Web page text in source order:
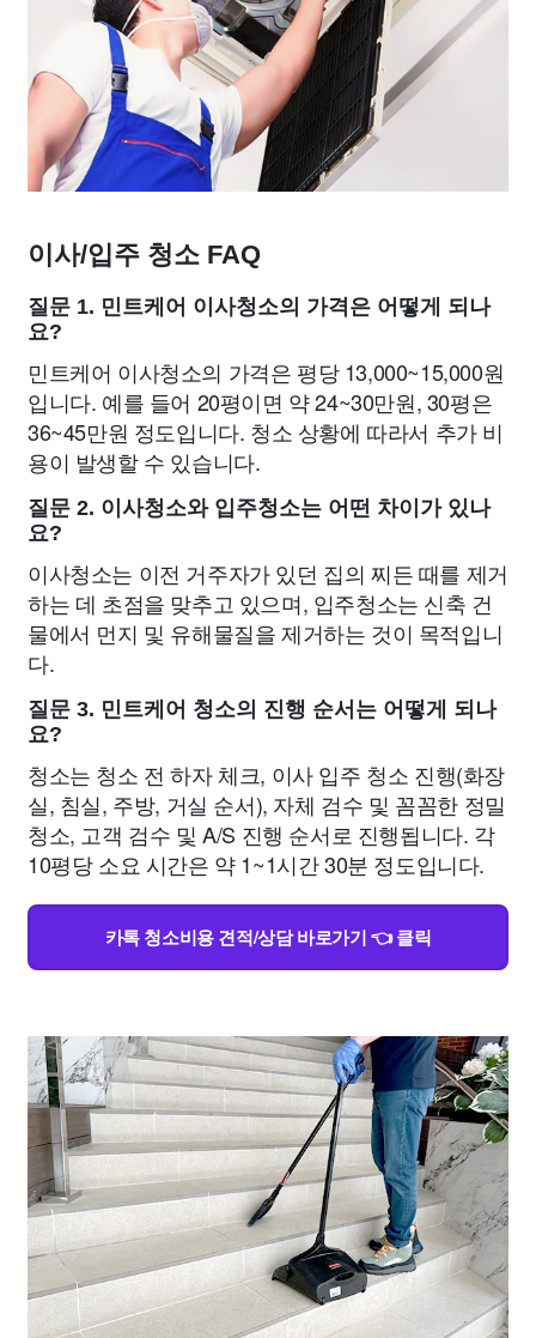
이사/입주 청소 FAQ
질문 1. 민트케어 이사청소의 가격은 어떻게 되나
요?
민트케어 이사청소의 가격은 평당 13,000~15,000원
입니다. 예를 들어 20평이면 약 24~30만원, 30평은
36~45만원 정도입니다. 청소 상황에 따라서 추가 비
용이 발생할 수 있습니다.
질문 2. 이사청소와 입주청소는 어떤 차이가 있나
요?
이사청소는 이전 거주자가 있던 집의 찌든 때를 제거
하는 데 초점을 맞추고 있으며, 입주청소는 신축 건
물에서 먼지 및 유해물질을 제거하는 것이 목적입니
다.
질문 3. 민트케어 청소의 진행 순서는 어떻게 되나
요?
청소는 청소 전 하자 체크, 이사 입주 청소 진행(화장
실, 침실, 주방, 거실 순서), 자체 검수 및 꼼꼼한 정밀
청소, 고객 검수 및 A/S 진행 순서로 진행됩니다. 각
10평당 소요 시간은 약 1~1시간 30분 정도입니다.
카톡 청소비용 견적/상담 바로가기 👈 클릭